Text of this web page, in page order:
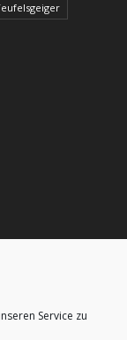
Service zu